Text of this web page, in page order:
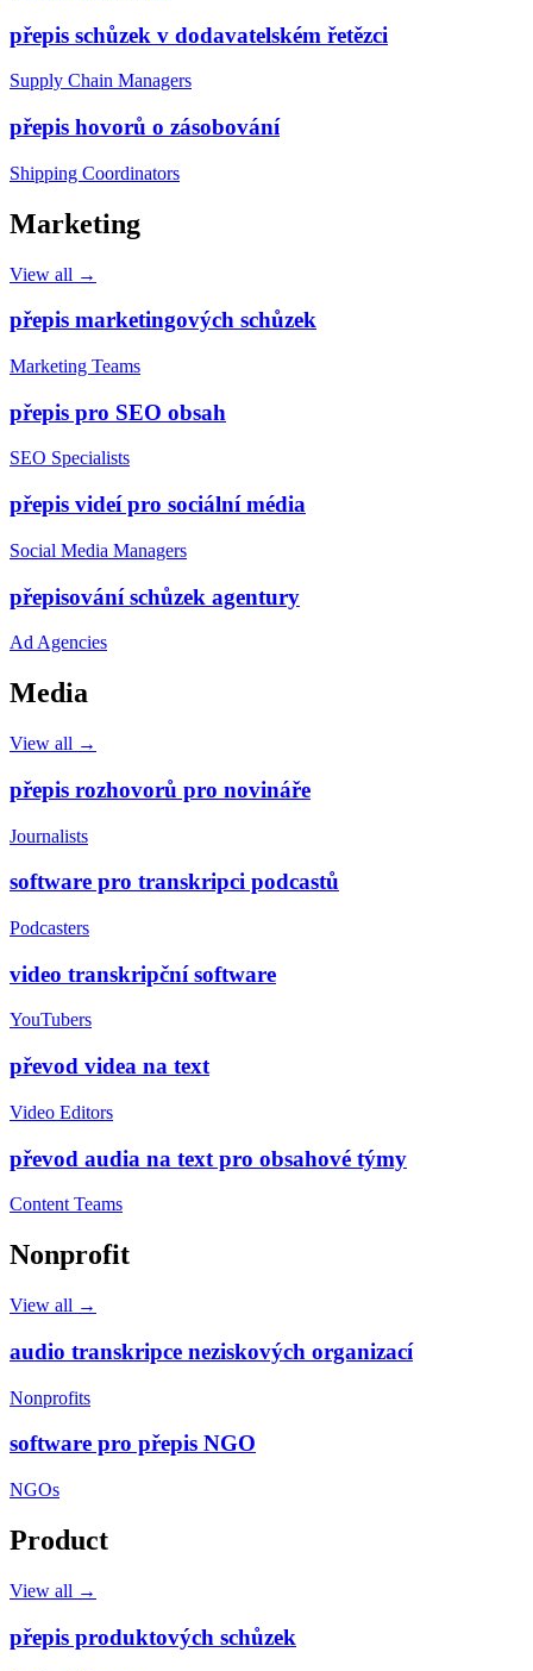
přepis schůzek v dodavatelském řetězci
Supply Chain Managers
přepis hovorů o zásobování
Shipping Coordinators
Marketing
View all →
přepis marketingových schůzek
Marketing Teams
přepis pro SEO obsah
SEO Specialists
přepis videí pro sociální média
Social Media Managers
přepisování schůzek agentury
Ad Agencies
Media
View all →
přepis rozhovorů pro novináře
Journalists
software pro transkripci podcastů
Podcasters
video transkripční software
YouTubers
převod videa na text
Video Editors
převod audia na text pro obsahové týmy
Content Teams
Nonprofit
View all →
audio transkripce neziskových organizací
Nonprofits
software pro přepis NGO
NGOs
Product
View all →
přepis produktových schůzek